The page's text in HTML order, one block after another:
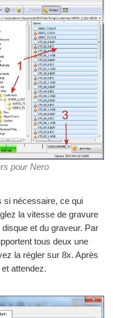
pour Nero
si nécessaire, ce qui
la vitesse de gravure
et du graveur. Par
tous deux une
la régler sur 8x. Après
attendez.